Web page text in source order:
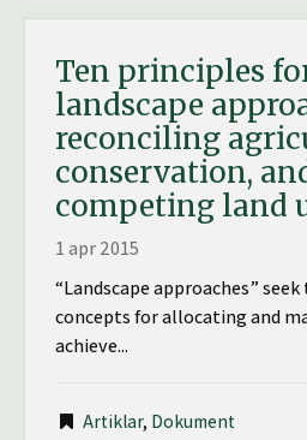
Ten principles
landscape
reconciling
conservation,
competing land
1 apr 2015
“Landscape approaches”
concepts for allocating and
achieve...
Artiklar, Dokument